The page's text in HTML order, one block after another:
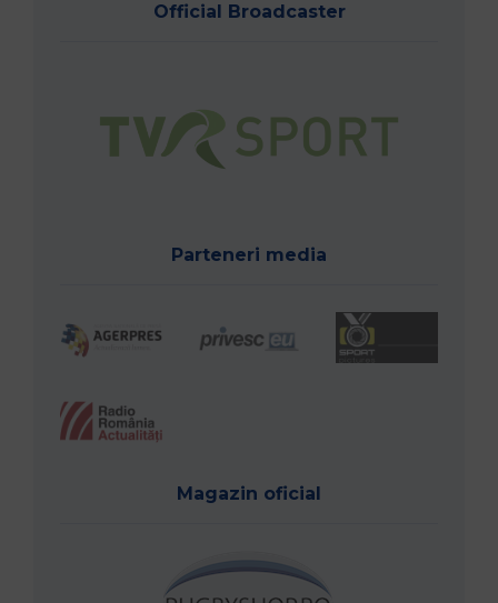
Official Broadcaster
Parteneri media
Magazin oficial